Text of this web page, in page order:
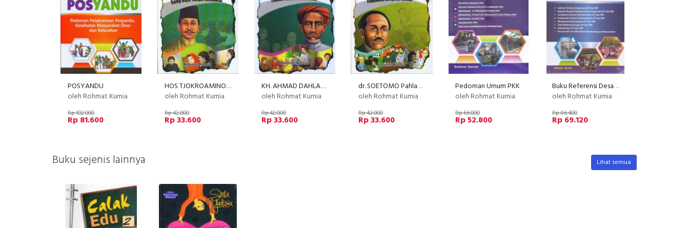
POSYANDU
oleh Rohmat Kurnia
Rp 102.000
Rp 81.600
HOS TJOKROAMINOTO Sang Raja Tanpa Mahkota
oleh Rohmat Kurnia
Rp 42.000
Rp 33.600
KH. AHMAD DAHLAN Tokoh Pembaharu Islam
oleh Rohmat Kurnia
Rp 42.000
Rp 33.600
dr. SOETOMO Pahlawan Bergelar Dokter
oleh Rohmat Kurnia
Rp 42.000
Rp 33.600
Pedoman Umum PKK
oleh Rohmat Kurnia
Rp 66.000
Rp 52.800
Buku Referensi Desa Dan Kelurahan Panduan RT Dan RW
oleh Rohmat Kurnia
Rp 86.400
Rp 69.120
Buku sejenis lainnya Lihat semua